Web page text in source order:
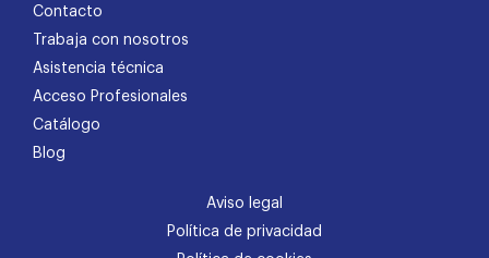
Contacto
Trabaja con nosotros
Asistencia técnica
Acceso Profesionales
Catálogo
Blog
Aviso legal
Política de privacidad